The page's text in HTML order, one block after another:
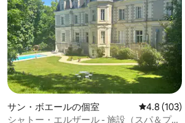
サン・ボエールの個室 レビュー
4.8 (103)
シャトー・エルザール - 施設（スパ＆プー